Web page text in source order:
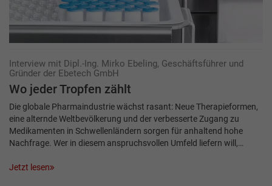
Interview mit Dipl.-Ing. Mirko Ebeling, Geschäftsführer und
Gründer der Ebetech GmbH
Wo jeder Tropfen zählt
Die globale Pharmaindustrie wächst rasant: Neue Therapieformen,
eine alternde Weltbevölkerung und der verbesserte Zugang zu
Medikamenten in Schwellenländern sorgen für anhaltend hohe
Nachfrage. Wer in diesem anspruchsvollen Umfeld liefern will,…
Jetzt lesen